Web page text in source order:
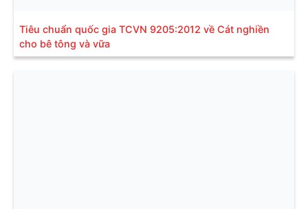
Tiêu chuẩn quốc gia TCVN 9205:2012 về Cát nghiền
cho bê tông và vữa